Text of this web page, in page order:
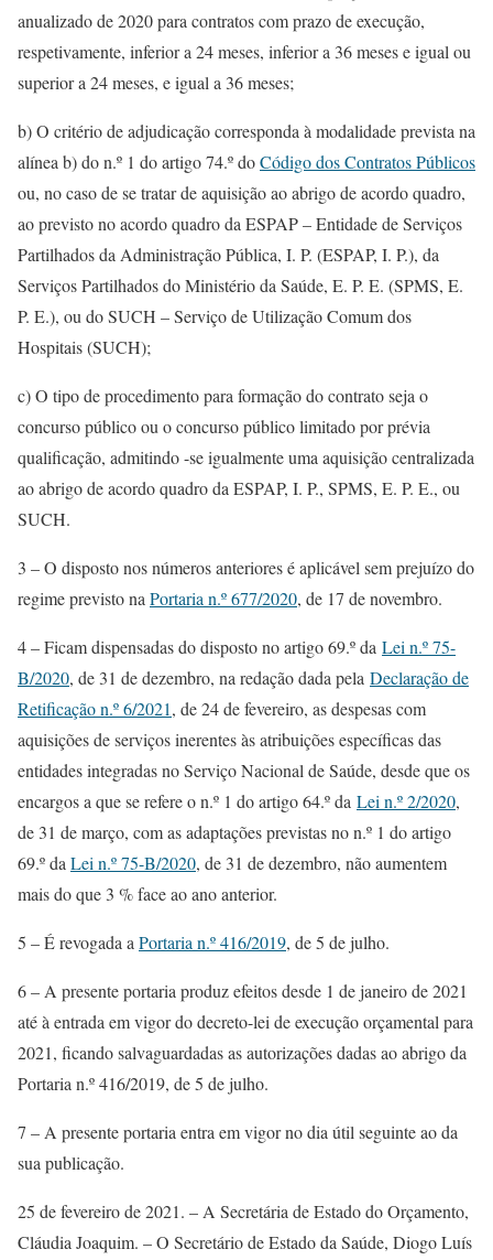
anualizado de 2020 para contratos com prazo de execução,
respetivamente, inferior a 24 meses, inferior a 36 meses e igual ou
superior a 24 meses, e igual a 36 meses;
b) O critério de adjudicação corresponda à modalidade prevista na
alínea b) do n.º 1 do artigo 74.º doCódigo dos Contratos Públicos
ou, no caso de se tratar de aquisição ao abrigo de acordo quadro,
ao previsto no acordo quadro da ESPAP – Entidade de Serviços
Partilhados da Administração Pública, I. P. (ESPAP, I. P.), da
Serviços Partilhados do Ministério da Saúde, E. P. E. (SPMS, E.
P. E.), ou do SUCH – Serviço de Utilização Comum dos
Hospitais (SUCH);
c) O tipo de procedimento para formação do contrato seja o
concurso público ou o concurso público limitado por prévia
qualificação, admitindo -se igualmente uma aquisição centralizada
ao abrigo de acordo quadro da ESPAP, I. P., SPMS, E. P. E., ou
SUCH.
3 – O disposto nos números anteriores é aplicável sem prejuízo do
regime previsto na Portaria n.º 677/2020, de 17 de novembro.
4 – Ficam dispensadas do disposto no artigo 69.º da Lei n.º 75-
B/2020, de 31 de dezembro, na redação dada pela Declaração de
Retificação n.º 6/2021, de 24 de fevereiro, as despesas com
aquisições de serviços inerentes às atribuições específicas das
entidades integradas no Serviço Nacional de Saúde, desde que os
encargos a que se refere o n.º 1 do artigo 64.º da Lei n.º 2/2020,
de 31 de março, com as adaptações previstas no n.º 1 do artigo
69.º da Lei n.º 75-B/2020, de 31 de dezembro, não aumentem
mais do que 3 % face ao ano anterior.
5 – É revogada a Portaria n.º 416/2019, de 5 de julho.
6 – A presente portaria produz efeitos desde 1 de janeiro de 2021
até à entrada em vigor do decreto-lei de execução orçamental para
2021, ficando salvaguardadas as autorizações dadas ao abrigo da
Portaria n.º 416/2019, de 5 de julho.
7 – A presente portaria entra em vigor no dia útil seguinte ao da
sua publicação.
25 de fevereiro de 2021. – A Secretária de Estado do Orçamento,
Cláudia Joaquim. – O Secretário de Estado da Saúde, Diogo Luís